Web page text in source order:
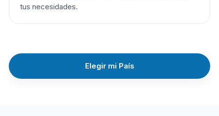
tus necesidades.
Elegir mi País